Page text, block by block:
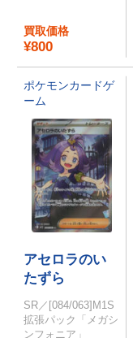
買取価格
¥800
ポケモンカードゲ
ーム
アセロラのい
たずら
SR／[084/063]M1S
拡張パック「メガシ
ンフォニア」